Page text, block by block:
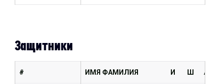
Защитники
ИМЯ ФАМИЛИЯ И Ш А
#